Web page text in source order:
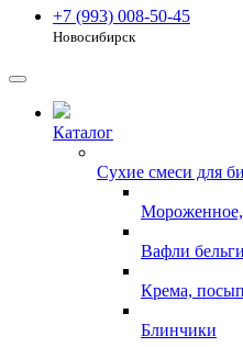
+7 (993) 008-50-45
Новосибирск
Каталог
Сухие смеси для
Мороженное,
Вафли
Крема,
Блинчики